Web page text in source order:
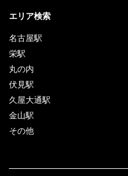
エリア検索
名古屋駅
栄駅
丸の内
伏見駅
久屋大通駅
金山駅
その他